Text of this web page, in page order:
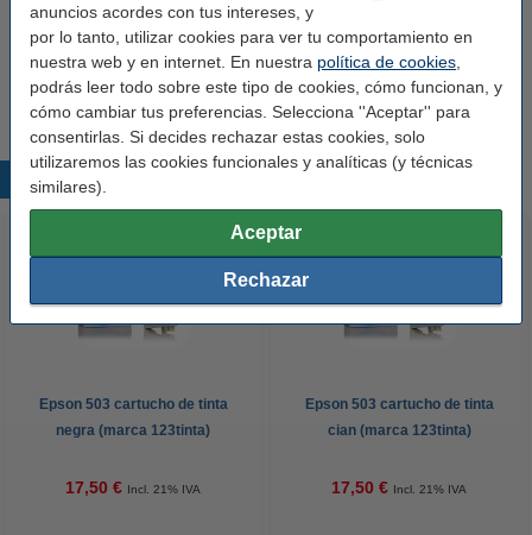
anuncios acordes con tus intereses, y
por lo tanto, utilizar cookies para ver tu comportamiento en
nuestra web y en internet. En nuestra política de cookies
podrás leer todo sobre este tipo de cookies, cómo funcionan, y
cómo cambiar tus preferencias. Selecciona ''Aceptar'' para
consentirlas. Si decides rechazar estas cookies, solo
utilizaremos las cookies funcionales y analíticas (y técnicas
similares).
Aceptar
Rechazar
Consejo
Te recomendamos comprar este cartucho de tinta en lugar del
original.
Epson 503 cartucho de tinta
negra (marca 123tinta)
17,50 € Incl. 21% IVA
Epson 503 cartucho de tinta
cian (marca 123tinta)
17,50 € Incl. 21% IVA